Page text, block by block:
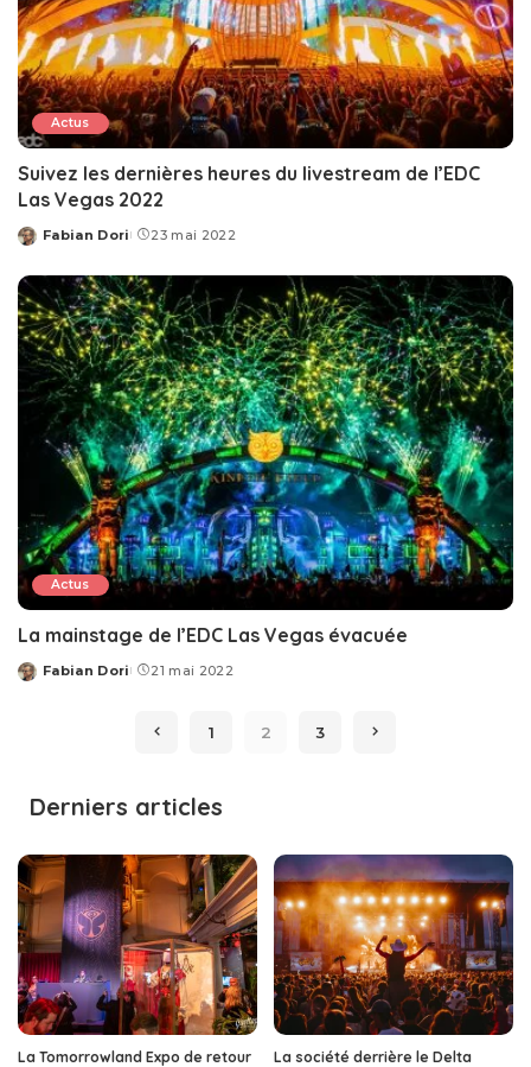
Actus
Suivez les dernières heures du livestream de l’EDC
Las Vegas 2022
Posted
Fabian Dori 23 mai 2022
Actus
La mainstage de l’EDC Las Vegas évacuée
Posted
Fabian Dori 21 mai 2022
1 2 3
Derniers articles
La Tomorrowland Expo de retour
La société derrière le Delta